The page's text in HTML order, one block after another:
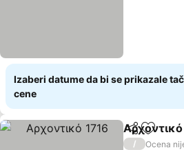
Izaberi datume da bi se prikazale
cene
Deli Dodati
/
Ocena